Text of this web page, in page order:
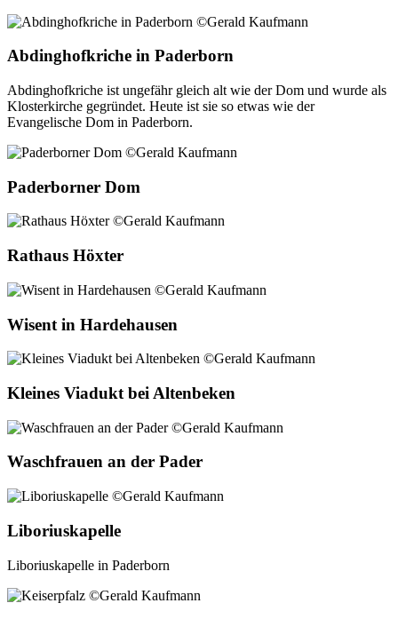
Abdinghofkriche in Paderborn
Abdinghofkriche ist ungefähr gleich alt wie der Dom und wurde als
Klosterkirche gegründet. Heute ist sie so etwas wie der
Evangelische Dom in Paderborn.
Paderborner Dom
Rathaus Höxter
Wisent in Hardehausen
Kleines Viadukt bei Altenbeken
Waschfrauen an der Pader
Liboriuskapelle
Liboriuskapelle in Paderborn